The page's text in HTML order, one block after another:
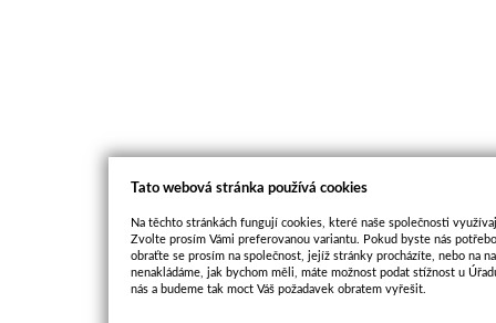
Tato webová stránka používá cookies
Na těchto stránkách fungují cookies, které naše společnosti
Zvolte prosím Vámi preferovanou variantu. Pokud byste nás
obraťte se prosím na společnost, jejíž stránky procházíte, nebo na
nenakládáme, jak bychom měli, máte možnost podat stížnost u
nás a budeme tak moct Váš požadavek obratem vyřešit.